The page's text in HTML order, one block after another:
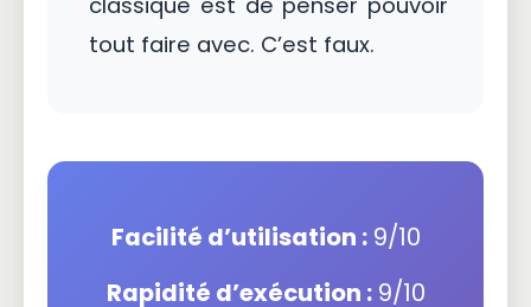
tout faire avec. C’est faux.
Facilité d’utilisation :9/10
Rapidité d’exécution :9/10